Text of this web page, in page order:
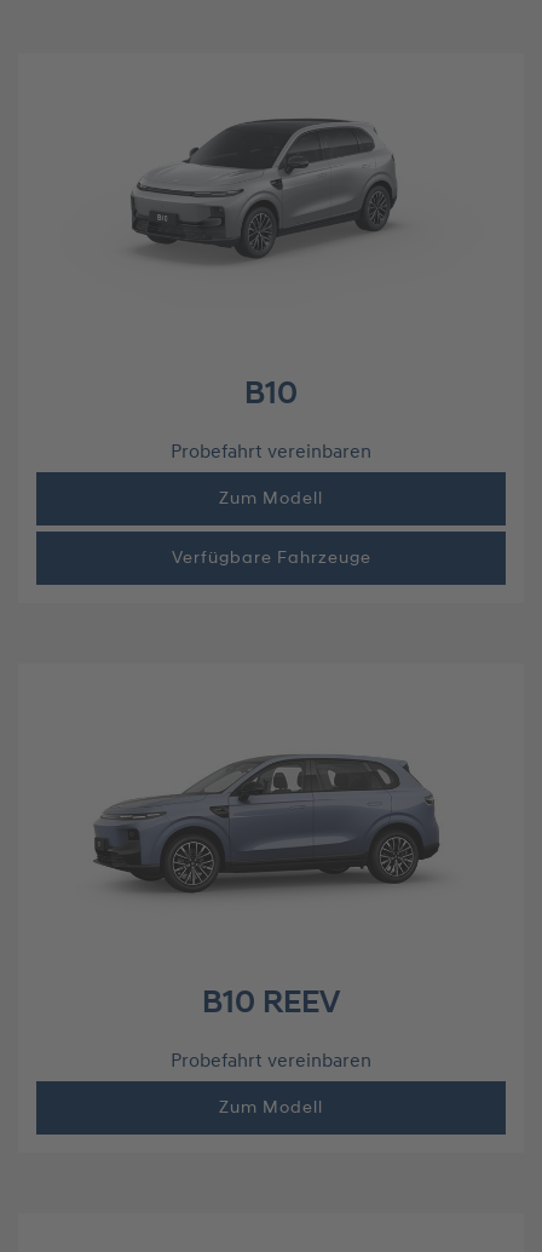
B10
Probefahrt vereinbaren
Zum Modell
Verfügbare Fahrzeuge
B10 REEV
Probefahrt vereinbaren
Zum Modell